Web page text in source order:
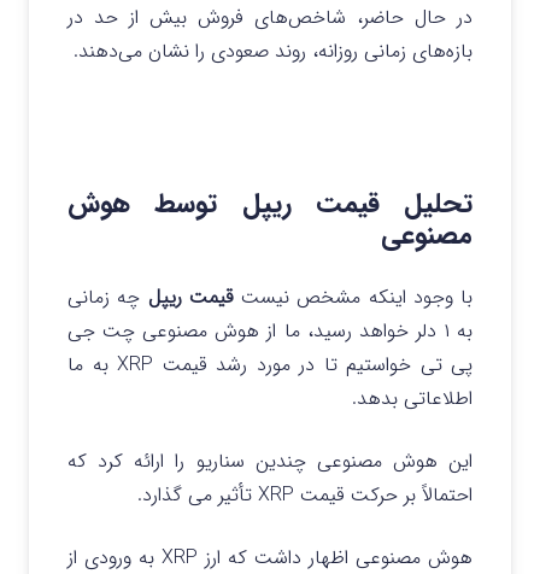
در حال حاضر، شاخص‌های فروش بیش از حد در
بازه‌های زمانی روزانه، روند صعودی را نشان می‌دهند.
تحلیل قیمت ریپل توسط هوش
مصنوعی
با وجود اینکه مشخص نیستقیمت ریپل چه زمانی
به ۱ دلر خواهد رسید، ما از هوش مصنوعی چت جی
پی تی خواستیم تا در مورد رشد قیمت XRP به ما
اطلاعاتی بدهد.
این هوش مصنوعی چندین سناریو را ارائه کرد که
احتمالاً بر حرکت قیمت XRP تأثیر می گذارد.
هوش مصنوعی اظهار داشت که ارز XRP به ورودی از